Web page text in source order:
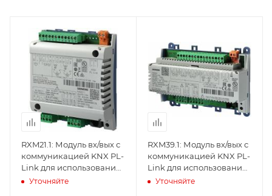
Линейка продукции
Desigo
Кол-во тиристорных
выходов
Кол-во дискретных
выходов
Кол-во дискретных
входов
2
RXM21.1: Модуль вх/вых с
коммуникацией KNX PL-
Link для использования
с контроллерами
Уточняйте
Desigo
Кол-во дискретных
выходов
1
Кол-во аналоговых
выходов
Кол-во дискретных
входов
4
RXM39.1: Модуль вх/вых с
коммуникацией KNX PL-
Link для использования
с контроллерами
Уточняйте